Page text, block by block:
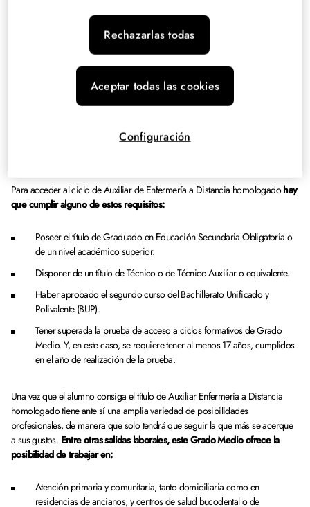
homologado, que resulta perfecto para compaginar la formación
con otra actividad o no perder tiempo en desplazamientos. Para poder
realizar esta formación hay que elegir un centro que posibilite realizarla a
XTART FP ofrece el título de Cuidados Auxiliares de Enfermería,
100% oficial y válido en todo el territorio nacional
Requisitos para estudiar Auxiliar de
Para acceder al ciclo de Auxiliar de Enfermería a Distancia homologadohay
que cumplir alguno de estos requisitos:
Poseer el título de Graduado en Educación Secundaria Obligatoria o
de un nivel académico superior.
Disponer de un título de Técnico o de Técnico Auxiliar o equivalente.
Haber aprobado el segundo curso del Bachillerato Unificado y
Polivalente (BUP).
Tener superada la prueba de acceso a ciclos formativos de Grado
Medio. Y, en este caso, se requiere tener al menos 17 años, cumplidos
en el año de realización de la prueba.
Una vez que el alumno consiga el título de Auxiliar Enfermería a Distancia
homologado tiene ante sí una amplia variedad de posibilidades
profesionales, de manera que solo tendrá que seguir la que más se acerque
a sus gustos. Entre otras salidas laborales, este Grado Medio ofrece la
posibilidad de trabajar en:
Atención primaria y comunitaria, tanto domiciliaria como en
residencias de ancianos, y centros de salud bucodental o de
Rechazarlas todas
Aceptar todas las cookies
Configuración